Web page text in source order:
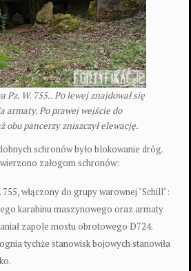
Pz. W. 755.. Po lewej znajdował się
armaty. Po prawej wejście do
obu pancerzy zniszczył elewację.
schronów było blokowanie dróg.
załogom schronów:
755, włączony do grupy warownej "Schill":
karabinu maszynowego oraz armaty
zapole mostu obrotowego D724.
tychże stanowisk bojowych stanowiła